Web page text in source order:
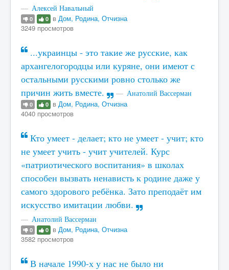
Алексей Навальный
0 0 в Дом, Родина, Отчизна
3249 просмотров
...украинцы - это такие же русские, как
архангелогородцы или куряне, они имеют с
остальными русскими ровно столько же
причин жить вместе.
Анатолий Вассерман
0 0 в Дом, Родина, Отчизна
4040 просмотров
Кто умеет - делает; кто не умеет - учит; кто
не умеет учить - учит учителей. Курс
«патриотического воспитания» в школах
способен вызвать ненависть к родине даже у
самого здорового ребёнка. Зато преподаёт им
искусство имитации любви.
Анатолий Вассерман
0 0 в Дом, Родина, Отчизна
3582 просмотров
В начале 1990-х у нас не было ни